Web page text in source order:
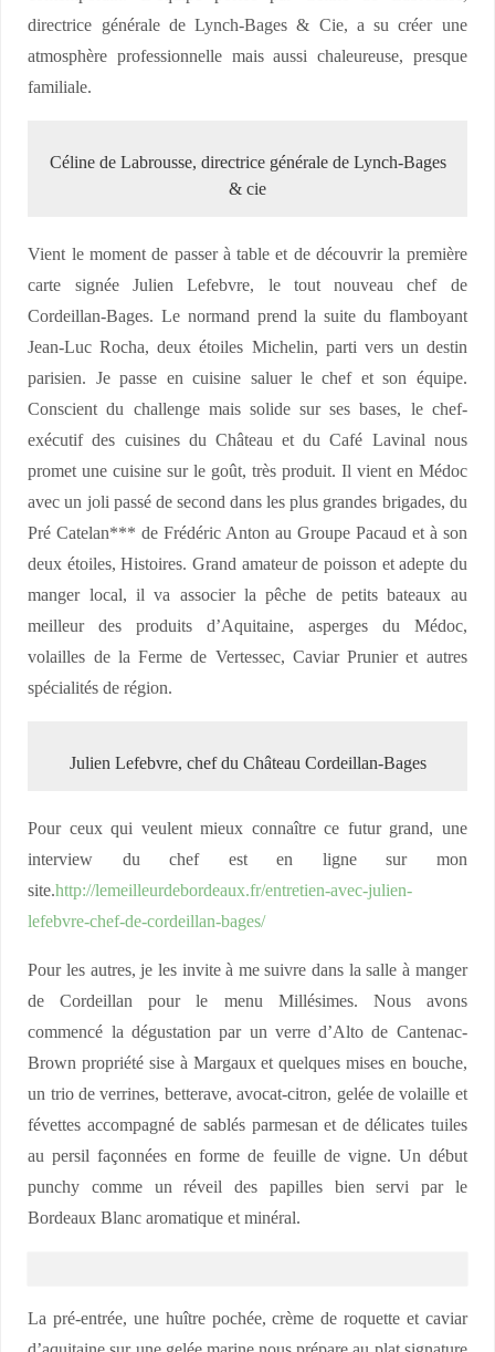
directrice générale de Lynch-Bages & Cie, a su créer une
atmosphère professionnelle mais aussi chaleureuse, presque
familiale.
Céline de Labrousse, directrice générale de Lynch-Bages
& cie
Vient le moment de passer à table et de découvrir la première
carte signée Julien Lefebvre, le tout nouveau chef de
Cordeillan-Bages. Le normand prend la suite du flamboyant
Jean-Luc Rocha, deux étoiles Michelin, parti vers un destin
parisien. Je passe en cuisine saluer le chef et son équipe.
Conscient du challenge mais solide sur ses bases, le chef-
exécutif des cuisines du Château et du Café Lavinal nous
promet une cuisine sur le goût, très produit. Il vient en Médoc
avec un joli passé de second dans les plus grandes brigades, du
Pré Catelan*** de Frédéric Anton au Groupe Pacaud et à son
deux étoiles, Histoires. Grand amateur de poisson et adepte du
manger local, il va associer la pêche de petits bateaux au
meilleur des produits d’Aquitaine, asperges du Médoc,
volailles de la Ferme de Vertessec, Caviar Prunier et autres
spécialités de région.
Julien Lefebvre, chef du Château Cordeillan-Bages
Pour ceux qui veulent mieux connaître ce futur grand, une
interview du chef est en ligne sur mon
site.http://lemeilleurdebordeaux.fr/entretien-avec-julien-
lefebvre-chef-de-cordeillan-bages/
Pour les autres, je les invite à me suivre dans la salle à manger
de Cordeillan pour le menu Millésimes. Nous avons
commencé la dégustation par un verre d’Alto de Cantenac-
Brown propriété sise à Margaux et quelques mises en bouche,
un trio de verrines, betterave, avocat-citron, gelée de volaille et
févettes accompagné de sablés parmesan et de délicates tuiles
au persil façonnées en forme de feuille de vigne. Un début
punchy comme un réveil des papilles bien servi par le
Bordeaux Blanc aromatique et minéral.
La pré-entrée, une huître pochée, crème de roquette et caviar